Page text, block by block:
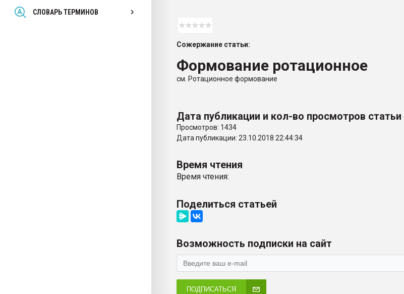
СЛОВАРЬ ТЕРМИНОВ
ПЕРЕЙТИ НА ФОРУМ
Сожержание статьи:
Формование ротационное
см. Ротационное формование
Дата публикации и кол-во просмотров статьи
Просмотров: 1434
Дата публикации: 23.10.2018 22:44:34
Время чтения
Время чтения:
Поделиться статьей
Возможность подписки на сайт
ПОДПИСАТЬСЯ